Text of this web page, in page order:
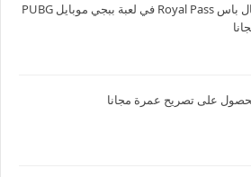
ترقية الرويال باس Royal Pass في لعبة ببجي موبايل PUBG
على تصريح عمرة مجانا